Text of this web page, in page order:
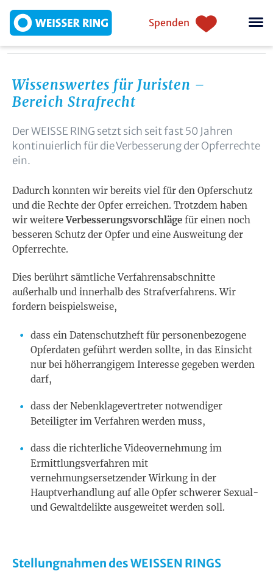
Spenden
Wissenswertes für Juristen –
Bereich Strafrecht
Der WEISSE RING setzt sich seit fast 50 Jahren
kontinuierlich für die Verbesserung der Opferrechte
ein.
Dadurch konnten wir bereits viel für den Opferschutz
und die Rechte der Opfer erreichen. Trotzdem haben
wir weitereVerbesserungsvorschläge für einen noch
besseren Schutz der Opfer und eine Ausweitung der
Opferrechte.
Dies berührt sämtliche Verfahrensabschnitte
außerhalb und innerhalb des Strafverfahrens. Wir
fordern beispielsweise,
dass ein Datenschutzheft für personenbezogene
Opferdaten geführt werden sollte, in das Einsicht
nur bei höherrangigem Interesse gegeben werden
darf,
dass der Nebenklagevertreter notwendiger
Beteiligter im Verfahren werden muss,
dass die richterliche Videovernehmung im
Ermittlungsverfahren mit
vernehmungsersetzender Wirkung in der
Hauptverhandlung auf alle Opfer schwerer Sexual-
und Gewaltdelikte ausgeweitet werden soll.
Stellungnahmen des WEISSEN RINGS